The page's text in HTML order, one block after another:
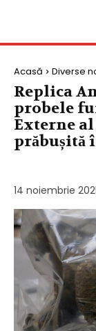
Acasă Diverse
Replica
probele
Externe
prăbușită
14 noiembrie